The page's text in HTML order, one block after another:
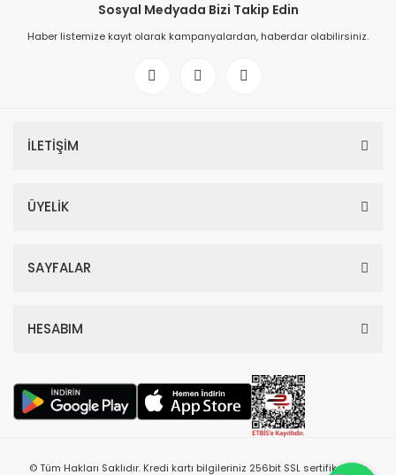
Sosyal Medyada Bizi Takip Edin
Haber listemize kayıt olarak kampanyalardan, haberdar olabilirsiniz.
İLETİŞİM
ÜYELİK
SAYFALAR
HESABIM
© Tüm Hakları Saklıdır. Kredi kartı bilgileriniz 256bit SSL sertifikası ile